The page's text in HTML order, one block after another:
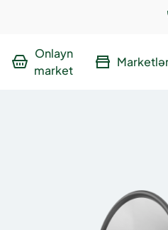
Onlayn
market